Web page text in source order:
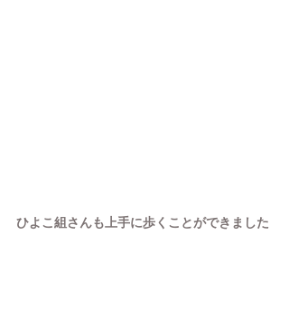
ひよこ組さんも上手に歩くことができました